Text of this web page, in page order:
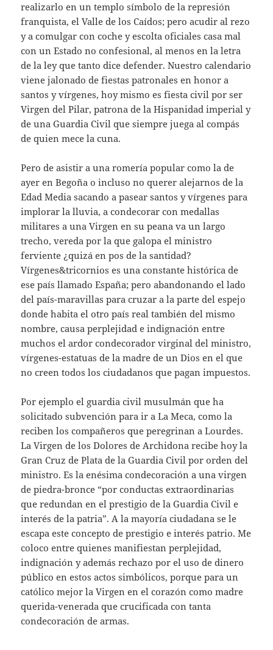
realizarlo en un templo símbolo de la represión
franquista, el Valle de los Caídos; pero acudir al rezo
y a comulgar con coche y escolta oficiales casa mal
con un Estado no confesional, al menos en la letra
de la ley que tanto dice defender. Nuestro calendario
viene jalonado de fiestas patronales en honor a
santos y vírgenes, hoy mismo es fiesta civil por ser
Virgen del Pilar, patrona de la Hispanidad imperial y
de una Guardia Civil que siempre juega al compás
de quien mece la cuna.
Pero de asistir a una romería popular como la de
ayer en Begoña o incluso no querer alejarnos de la
Edad Media sacando a pasear santos y vírgenes para
implorar la lluvia, a condecorar con medallas
militares a una Virgen en su peana va un largo
trecho, vereda por la que galopa el ministro
ferviente ¿quizá en pos de la santidad?
Vírgenes&tricornios es una constante histórica de
ese país llamado España; pero abandonando el lado
del país-maravillas para cruzar a la parte del espejo
donde habita el otro país real también del mismo
nombre, causa perplejidad e indignación entre
muchos el ardor condecorador virginal del ministro,
vírgenes-estatuas de la madre de un Dios en el que
no creen todos los ciudadanos que pagan impuestos.
Por ejemplo el guardia civil musulmán que ha
solicitado subvención para ir a La Meca, como la
reciben los compañeros que peregrinan a Lourdes.
La Virgen de los Dolores de Archidona recibe hoy la
Gran Cruz de Plata de la Guardia Civil por orden del
ministro. Es la enésima condecoración a una virgen
de piedra-bronce “por conductas extraordinarias
que redundan en el prestigio de la Guardia Civil e
interés de la patria”. A la mayoría ciudadana se le
escapa este concepto de prestigio e interés patrio. Me
coloco entre quienes manifiestan perplejidad,
indignación y además rechazo por el uso de dinero
público en estos actos simbólicos, porque para un
católico mejor la Virgen en el corazón como madre
querida-venerada que crucificada con tanta
condecoración de armas.